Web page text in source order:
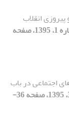
انقلاب
[دوره 10، شماره 1، 1395، صفحه
اجتماعی در باب
[دوره 10، 2-3، 1395، صفحه 36-